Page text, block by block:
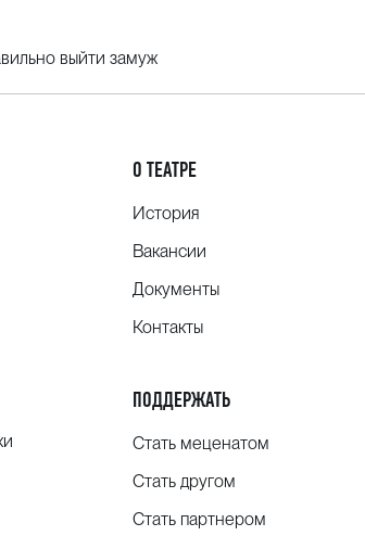
выйти замуж
О ТЕАТРЕ
История
Вакансии
Документы
Контакты
ПОДДЕРЖАТЬ
Стать меценатом
Стать другом
Стать партнером